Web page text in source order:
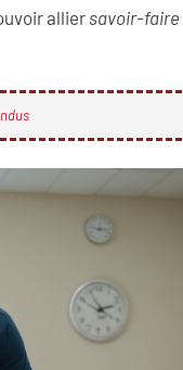
allier savoir-faire